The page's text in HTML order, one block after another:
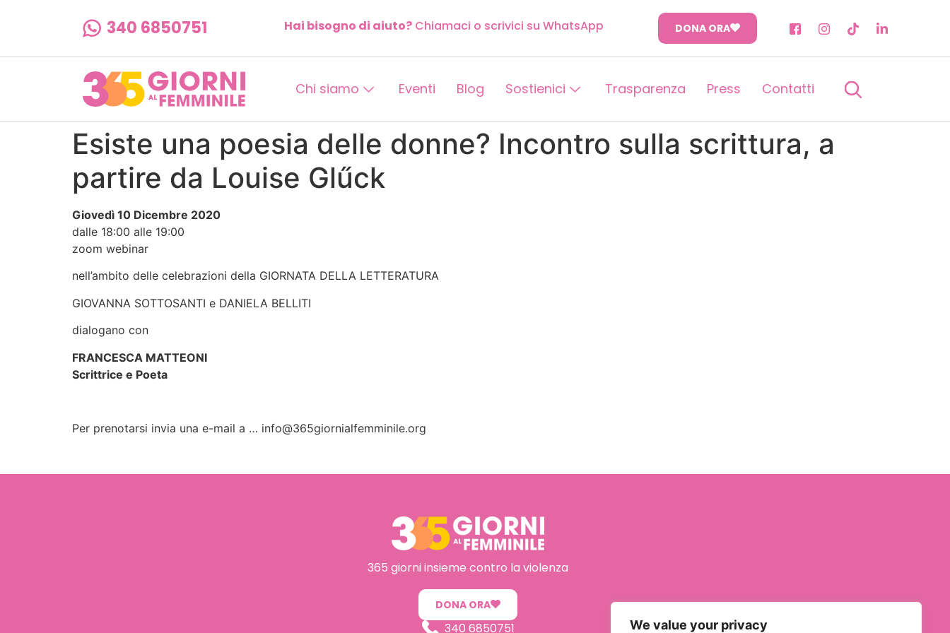
We value your privacy
340 6850751 Hai bisogno di aiuto? Chiamaci o scrivici su WhatsApp DONA ORA
Chi siamo Eventi Blog Sostienici Trasparenza Press Contatti
Esiste una poesia delle donne? Incontro sulla scrittura, a
partire da Louise Glűck
Giovedì 10 Dicembre 2020
dalle 18:00 alle 19:00
zoom webinar
nell’ambito delle celebrazioni della GIORNATA DELLA LETTERATURA
GIOVANNA SOTTOSANTI e DANIELA BELLITI
dialogano con
FRANCESCA MATTEONI
Scrittrice e Poeta
Per prenotarsi invia una e-mail a … info@365giornialfemminile.org
365 giorni insieme contro la violenza
DONA ORA
340 6850751